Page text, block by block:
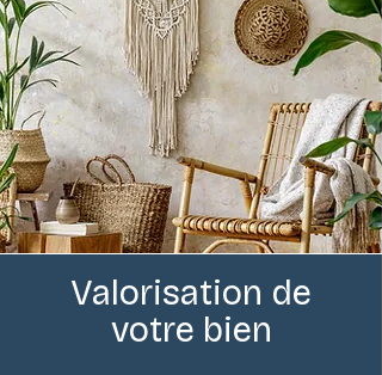
Valorisation de
votre bien